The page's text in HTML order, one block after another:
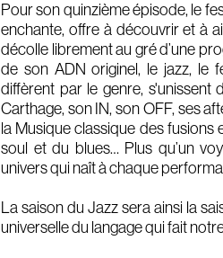
Pour son quinzième épisode, le
enchante, offre à découvrir et à
décolle librement au gré d’une
de son ADN originel, le jazz, le
diffèrent par le genre, s'unissent
Carthage, son IN, son OFF, ses
la Musique classique des
soul et du blues… Plus qu’un
univers qui naît à chaque
La saison du Jazz sera ainsi la
universelle du langage qui fait